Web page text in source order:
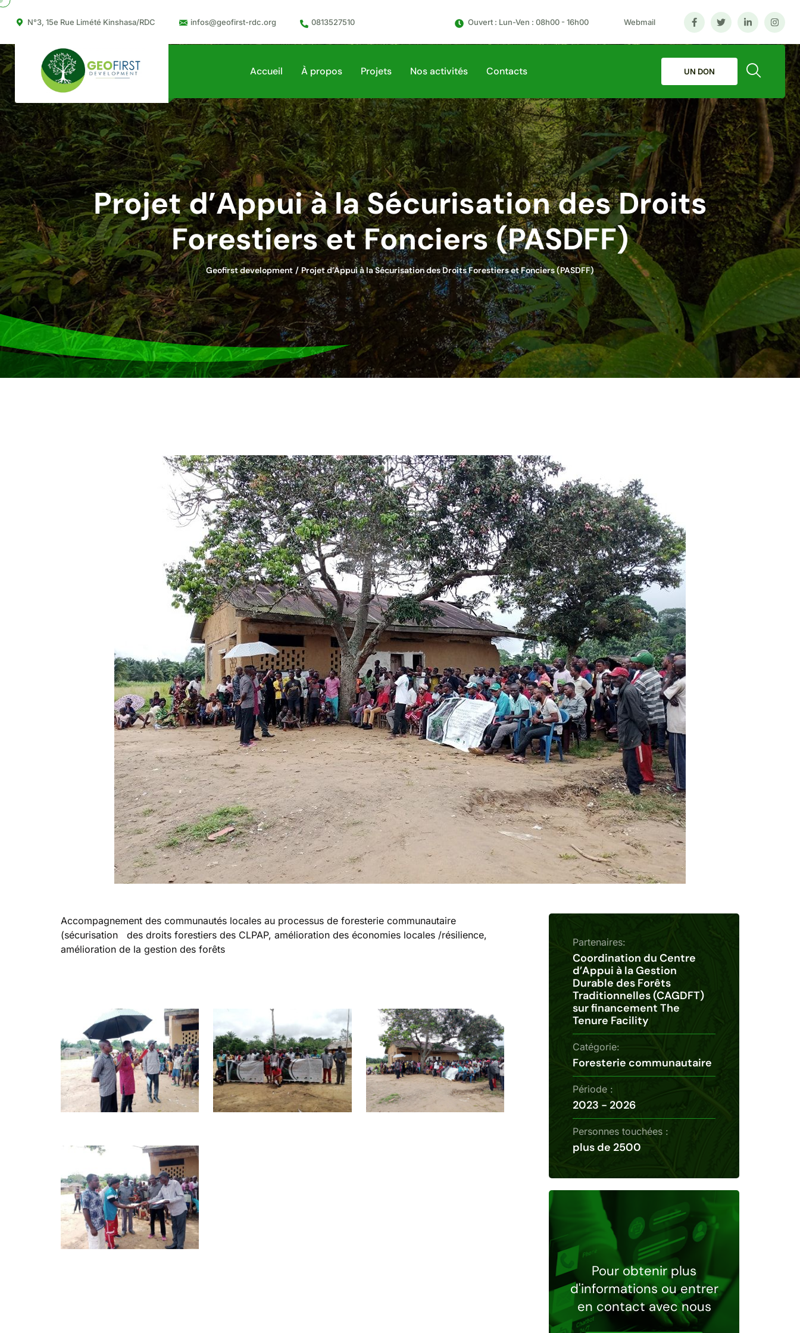
N°3, 15e Rue Limété Kinshasa/RDC infos@geofirst-rdc.org 0813527510 Ouvert : Lun-Ven : 08h00 - 16h00 Webmail
Accueil À propos Projets Nos activités Contacts UN DON
Projet d’Appui à la Sécurisation des Droits
Forestiers et Fonciers (PASDFF)
Geofirst development Projet d’Appui à la Sécurisation des Droits Forestiers et Fonciers (PASDFF)
Partenaires:
Coordination du Centre
d’Appui à la Gestion
Durable des Forêts
Traditionnelles (CAGDFT)
sur financement The
Tenure Facility
Catégorie:
Foresterie communautaire
Période :
2023 - 2026
Personnes touchées :
plus de 2500
Pour obtenir plus
d'informations ou entrer
en contact avec nous
Accompagnement des communautés locales au processus de foresterie communautaire
(sécurisation des droits forestiers des CLPAP, amélioration des économies locales /résilience,
amélioration de la gestion des forêts